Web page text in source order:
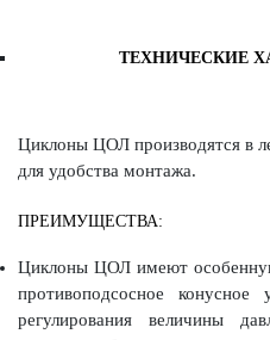
ТЕХНИЧЕСКИЕ
Циклоны ЦОЛ производятся в
для удобства монтажа.
ПРЕИМУЩЕСТВА:
Циклоны ЦОЛ имеют
противоподсосное конусное
регулирования величины